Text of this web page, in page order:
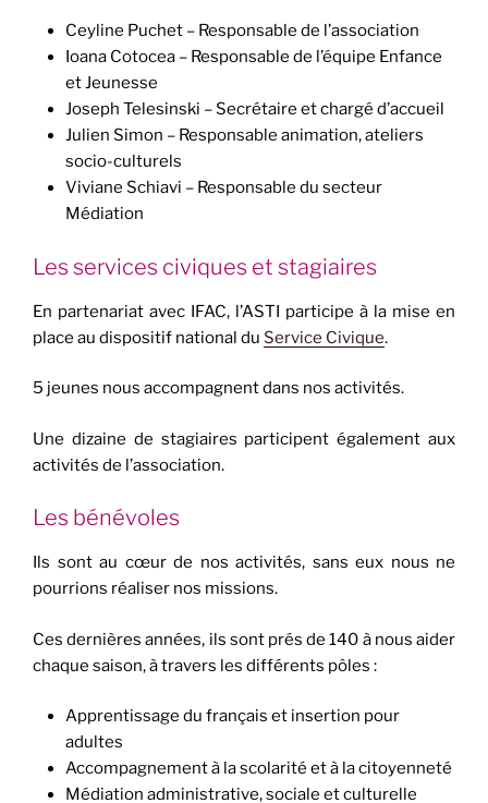
Ceyline Puchet – Responsable de l’association
Ioana Cotocea – Responsable de l’équipe Enfance
et Jeunesse
Joseph Telesinski – Secrétaire et chargé d’accueil
Julien Simon – Responsable animation, ateliers
socio-culturels
Viviane Schiavi – Responsable du secteur
Médiation
Les services civiques et stagiaires
En partenariat avec IFAC, l’ASTI participe à la mise en
place au dispositif national du Service Civique.
5 jeunes nous accompagnent dans nos activités.
Une dizaine de stagiaires participent également aux
activités de l’association.
Les bénévoles
Ils sont au cœur de nos activités, sans eux nous ne
pourrions réaliser nos missions.
Ces dernières années, ils sont prés de 140 à nous aider
chaque saison, à travers les différents pôles :
Apprentissage du français et insertion pour
adultes
Accompagnement à la scolarité et à la citoyenneté
Médiation administrative, sociale et culturelle